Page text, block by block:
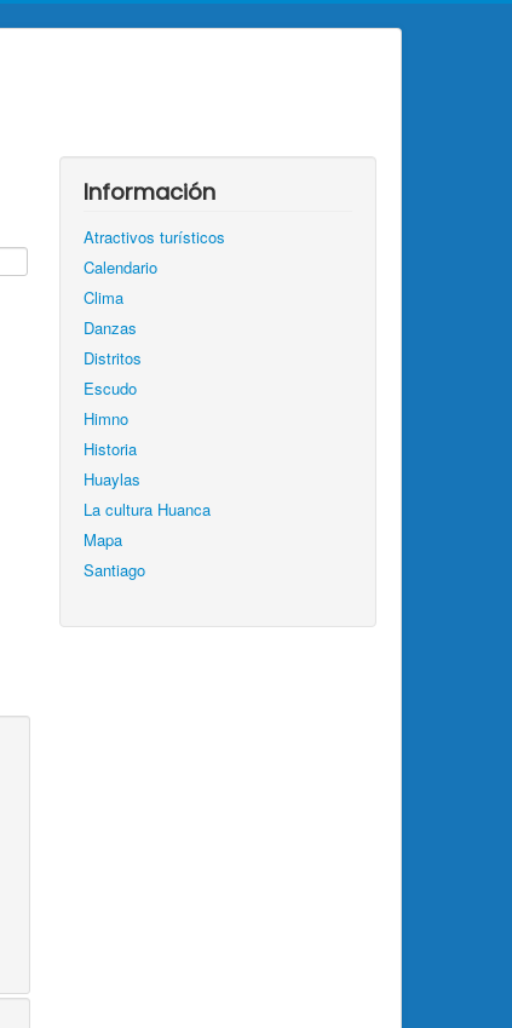
Información
Atractivos turísticos
Calendario
Clima
Danzas
Distritos
Escudo
Himno
Historia
Huaylas
La cultura Huanca
Mapa
Santiago